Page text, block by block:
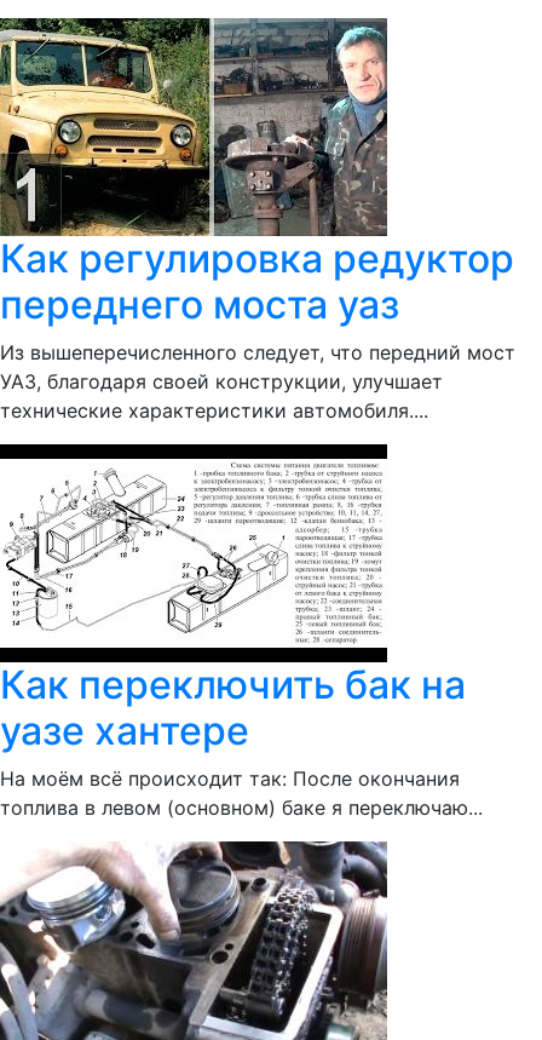
Как регулировка редуктор
переднего моста уаз
Из вышеперечисленного следует, что передний мост
УАЗ, благодаря своей конструкции, улучшает
технические характеристики автомобиля....
Как переключить бак на
уазе хантере
На моём всё происходит так: После окончания
топлива в левом (основном) баке я переключаю...